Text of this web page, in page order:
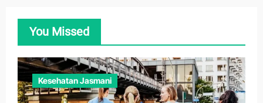
You Missed
Kesehatan Jasmani